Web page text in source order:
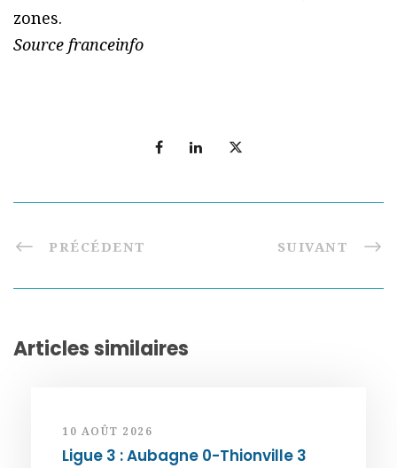
zones.
Source franceinfo
PRÉCÉDENT SUIVANT
Articles similaires
10 AOÛT 2026
Ligue 3 : Aubagne 0-Thionville 3